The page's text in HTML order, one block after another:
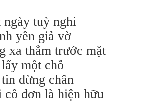
ngày tuỳ nghi
yên giả vờ
xa thẳm trước mặt
một chỗ
dừng chân
cô đơn là hiện hữu